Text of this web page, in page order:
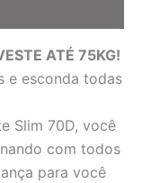
ATÉ 75KG!
e esconda todas
Slim 70D, você
com todos
para você